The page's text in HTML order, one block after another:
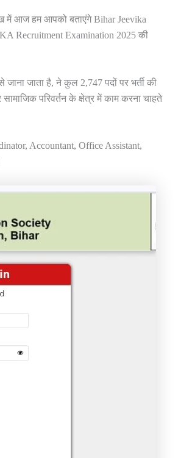
में आज हम आपको बताएंगे Bihar Jeevika
Recruitment Examination 2025 की
जाता है, ने कुल 2,747 पदों पर भर्ती की
परिवर्तन के क्षेत्र में काम करना चाहते
Accountant, Office Assistant,